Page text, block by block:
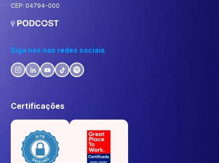
CEP: 04794-000
Siga nos nas redes sociais
Certificações